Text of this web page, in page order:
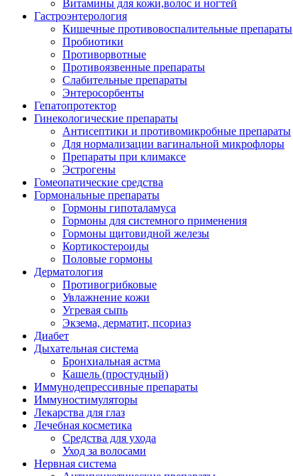
Витамины для кожи,волос и ногтей
Гастроэнтерология
Кишечные противовоспалительные препараты
Пробиотики
Противорвотные
Противоязвенные препараты
Слабительные препараты
Энтеросорбенты
Гепатопротектор
Гинекологические препараты
Антисептики и противомикробные препараты
Для нормализации вагинальной микрофлоры
Препараты при климаксе
Эстрогены
Гомеопатические средства
Гормональные препараты
Гормоны гипоталамуса
Гормоны для системного применения
Гормоны щитовидной железы
Кортикостероиды
Половые гормоны
Дерматология
Противогрибковые
Увлажнение кожи
Угревая сыпь
Экзема, дерматит, псориаз
Диабет
Дыхательная система
Бронхиальная астма
Кашель (простудный)
Иммунодепрессивные препараты
Иммуностимуляторы
Лекарства для глаз
Лечебная косметика
Средства для ухода
Уход за волосами
Нервная система